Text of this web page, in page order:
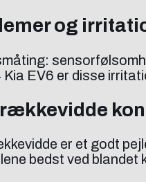
og
Kia EV6 er disse
er et godt
bedst ved